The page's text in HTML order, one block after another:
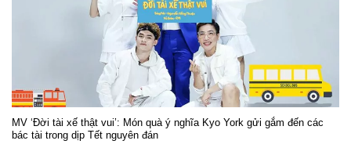
MV ‘Đời tài xế thật vui’: Món quà ý nghĩa Kyo York gửi gắm đến các
bác tài trong dịp Tết nguyên đán